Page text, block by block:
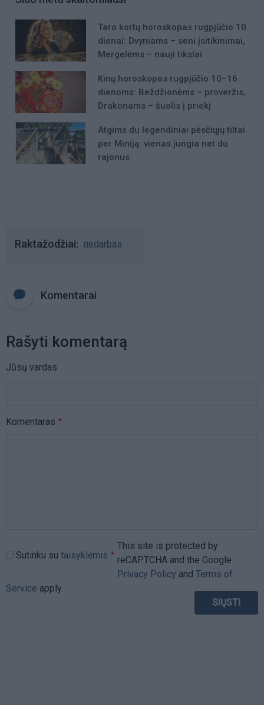
Taro kortų horoskopas rugpjūčio 10
dienai: Dvyniams – seni įsitikinimai,
Mergelėms – nauji tikslai
Kinų horoskopas rugpjūčio 10–16
dienoms: Beždžionėms – proveržis,
Drakonams – šuolis į priekį
Atgims du legendiniai pėsčiųjų tiltai
per Miniją: vienas jungia net du
rajonus
Raktažodžiai nedarbas
Komentarai
Rašyti komentarą
Jūsų vardas
Komentaras
Sutinku su taisyklėmis
This site is protected by
reCAPTCHA and the Google
Privacy Policy and Terms of
Service apply.